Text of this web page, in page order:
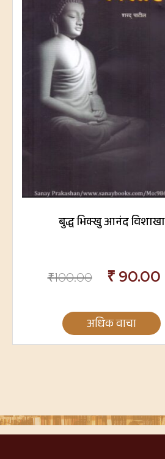
बुद्ध भिक्खु आनंद विशाखा
₹100.00 ₹ 90.00
अधिक वाचा